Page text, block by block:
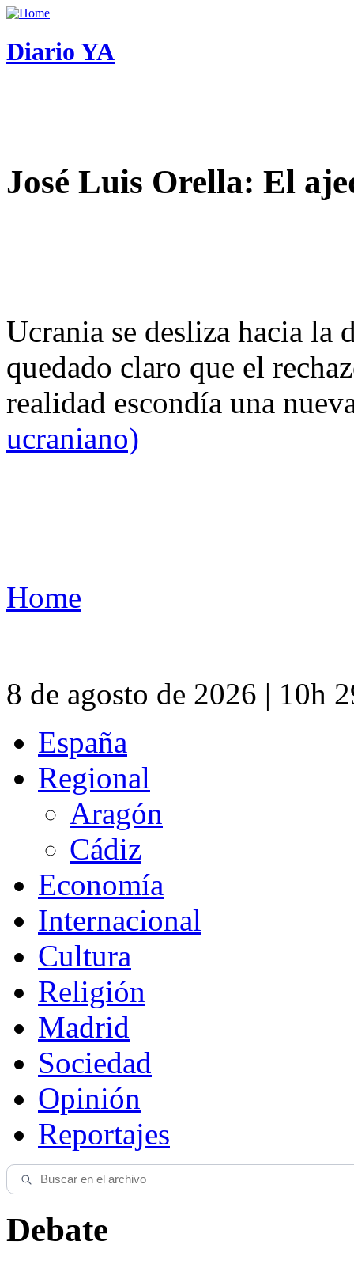
Diario YA
José Luis Orella: El
Ucrania se desliza hacia
quedado claro que el
realidad escondía una
ucraniano)
Home
8 de agosto de 2026 | 10h
España
Regional
Aragón
Cádiz
Economía
Internacional
Cultura
Religión
Madrid
Sociedad
Opinión
Reportajes
Debate